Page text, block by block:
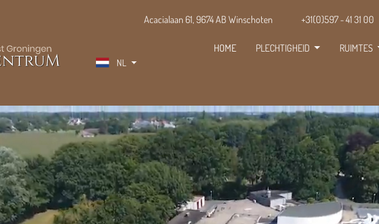
Acacialaan 61, 9674 AB Winschoten +31(0)597 - 41 31 00
NL
HOME PLECHTIGHEID RUIMTES